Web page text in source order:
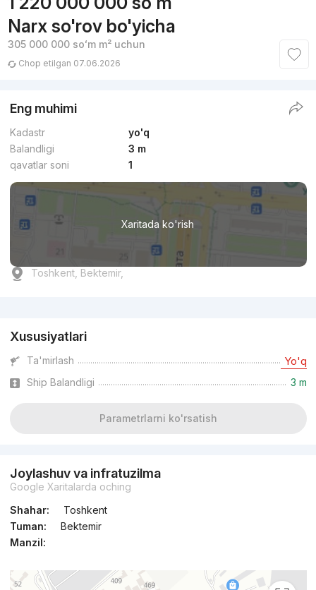
Narx so'rov bo'yicha
305 000 000 soʻmm² uchun
Chop etilgan 07.06.2026
Eng muhimi
Kadastr
yo'q
Balandligi
3 m
qavatlar soni
1
Xaritada ko'rish
Toshkent, Bektemir,
Xususiyatlari
Ta'mirlash Yo'q
Ship Balandligi 3 m
Parametrlarni ko'rsatish
Joylashuv va infratuzilma
Google Xaritalarda oching
Shahar:
Toshkent
Tuman:
Bektemir
Manzil: